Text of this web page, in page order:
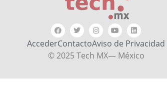
AccederContactoAviso de Privacidad
© 2025 Tech MX— México